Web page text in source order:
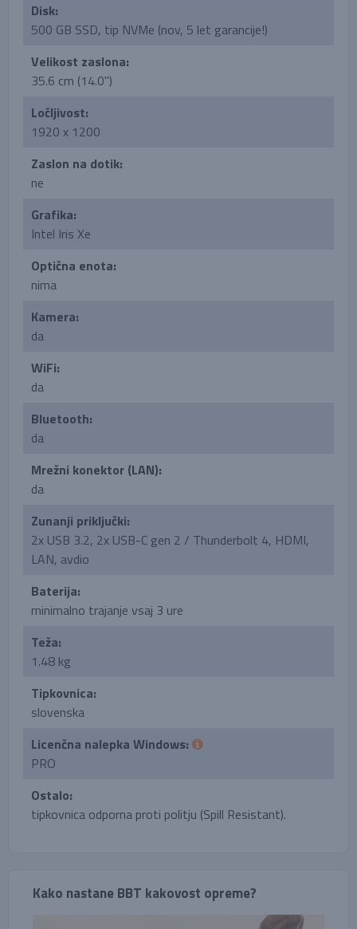
Disk:
500 GB SSD, tip NVMe (nov, 5 let garancije!)
Velikost zaslona:
35.6 cm (14.0'')
Ločljivost:
1920 x 1200
Zaslon na dotik:
ne
Grafika:
Intel Iris Xe
Optična enota:
nima
Kamera:
da
WiFi:
da
Bluetooth:
da
Mrežni konektor (LAN):
da
Zunanji priključki:
2x USB 3.2, 2x USB-C gen 2 / Thunderbolt 4, HDMI,
LAN, avdio
Baterija:
minimalno trajanje vsaj 3 ure
Teža:
1.48 kg
Tipkovnica:
slovenska
Licenčna nalepka Windows:
PRO
Ostalo:
tipkovnica odporna proti politju (Spill Resistant).
Kako nastane BBT kakovost opreme?